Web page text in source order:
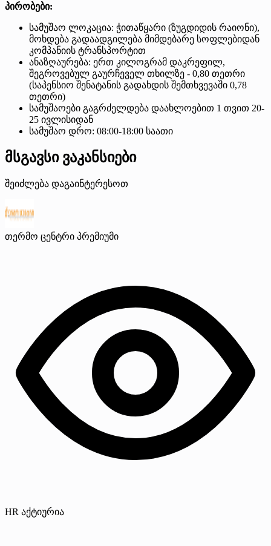
პირობები:
სამუშაო ლოკაცია: ჭითაწყარი (ზუგდიდის რაიონი),
მოხდება გადაადგილება მიმდებარე სოფლებიდან
კომპანიის ტრანსპორტით
ანაზღაურება: ერთ კილოგრამ დაკრეფილ,
შეგროვებულ გაურჩეველ თხილზე - 0,80 თეთრი
(საპენსიო შენატანის გადახდის შემთხვევაში 0,78
თეთრი)
სამუშაოები გაგრძელდება დაახლოებით 1 თვით 20-
25 ივლისიდან
სამუშაო დრო: 08:00-18:00 საათი
მსგავსი ვაკანსიები
შეიძლება დაგაინტერესოთ
თერმო ცენტრი პრემიუმი
HR აქტიურია